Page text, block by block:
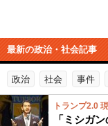
最新の政治・社会記事
政治 社会 事件
トランプ2.0
「ミシガ